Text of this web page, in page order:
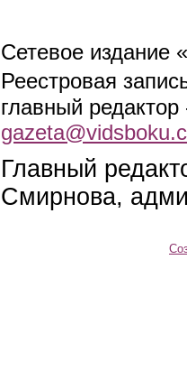
Сетевое издание
Реестровая
главный
Главный
Смирнова,